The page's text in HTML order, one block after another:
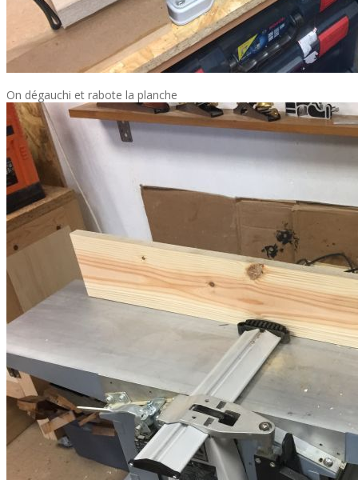
On dégauchi et rabote la planche